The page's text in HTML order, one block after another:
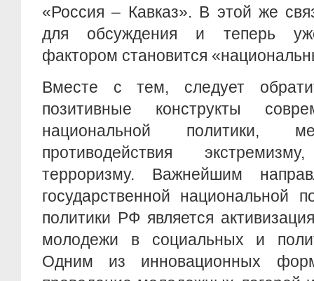
«Россия – Кавказ». В этой же
для обсуждения и теперь
фактором становится
Вместе с тем, следует
позитивные конструкты
национальной
противодействия
терроризму. Важнейшим
государственной национальной
политики РФ является
молодежи в социальных и
Одним из инновационных